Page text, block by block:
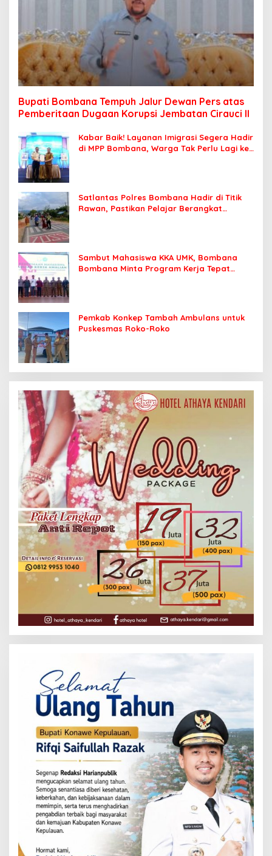
Bupati Bombana Tempuh Jalur Dewan Pers atas
Pemberitaan Dugaan Korupsi Jembatan Cirauci II
Kabar Baik! Layanan Imigrasi Segera Hadir
di MPP Bombana, Warga Tak Perlu Lagi ke
Satlantas Polres Bombana Hadir di Titik
Rawan, Pastikan Pelajar Berangkat
Sambut Mahasiswa KKA UMK, Bombana
Bombana Minta Program Kerja Tepat
Pemkab Konkep Tambah Ambulans untuk
Puskesmas Roko-Roko